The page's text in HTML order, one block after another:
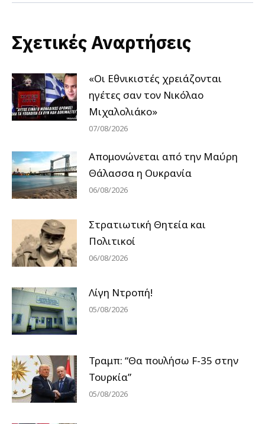
Σχετικές Αναρτήσεις
«Οι Εθνικιστές χρειάζονται
ηγέτες σαν τον Νικόλαο
Μιχαλολιάκο»
07/08/2026
Απομονώνεται από την Μαύρη
Θάλασσα η Ουκρανία
06/08/2026
Στρατιωτική Θητεία και
Πολιτικοί
06/08/2026
Λίγη Ντροπή!
05/08/2026
Τραμπ: “Θα πουλήσω F-35 στην
Τουρκία”
05/08/2026